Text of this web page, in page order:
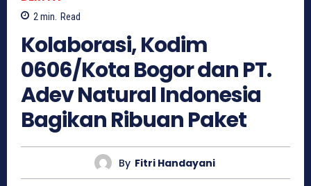
2min. Read
Kolaborasi, Kodim
0606/Kota Bogor dan PT.
Adev Natural Indonesia
Bagikan Ribuan Paket
By Fitri Handayani